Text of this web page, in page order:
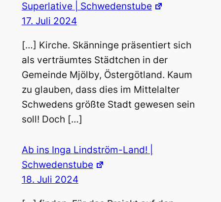
Superlative | Schwedenstube
17. Juli 2024
[…] Kirche. Skänninge präsentiert sich
als verträumtes Städtchen in der
Gemeinde Mjölby, Östergötland. Kaum
zu glauben, dass dies im Mittelalter
Schwedens größte Stadt gewesen sein
soll! Doch […]
Ab ins Inga Lindström-Land! |
Schwedenstube
18. Juli 2024